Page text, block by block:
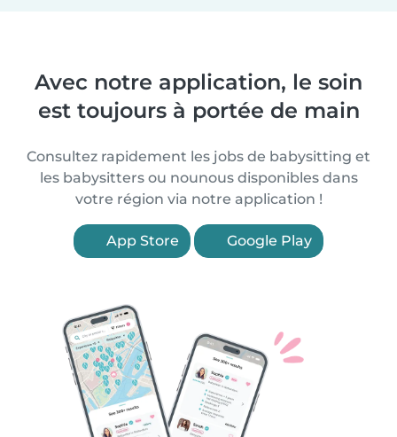
Avec notre application, le soin
est toujours à portée de main
Consultez rapidement les jobs de babysitting et
les babysitters ou nounous disponibles dans
votre région via notre application !
App Store Google Play